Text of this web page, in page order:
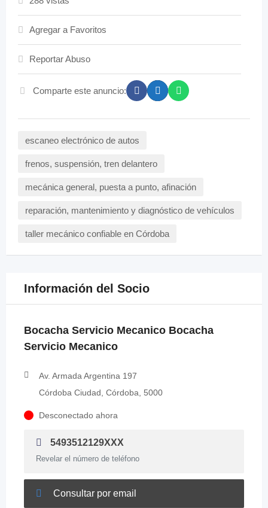
Agregar a Favoritos
Reportar Abuso
Comparte este anuncio:
escaneo electrónico de autos
frenos, suspensión, tren delantero
mecánica general, puesta a punto, afinación
reparación, mantenimiento y diagnóstico de vehículos
taller mecánico confiable en Córdoba
Información del Socio
Bocacha Servicio Mecanico Bocacha
Servicio Mecanico
Av. Armada Argentina 197
Córdoba Ciudad, Córdoba, 5000
Desconectado ahora
5493512129XXX
Revelar el número de teléfono
Consultar por email